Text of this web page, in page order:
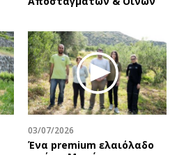
03/07/2026
Ένα premium ελαιόλαδο